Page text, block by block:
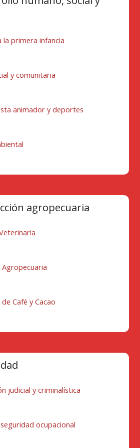
la primera infancia
y comunitaria
animador y deportes
agropecuaria
Café y Cacao
judicial y criminalística
ocupacional